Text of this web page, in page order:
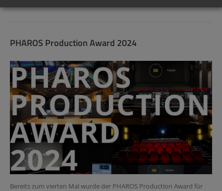
PHAROS Production Award 2024
Bereits zum vierten Mal wurde der PHAROS Production Award für